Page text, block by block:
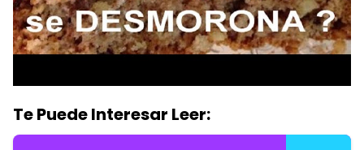
Te Puede Interesar Leer: